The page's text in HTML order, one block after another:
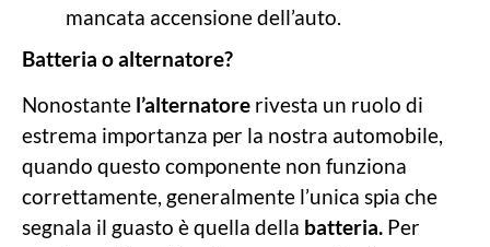
mancata accensione dell’auto.
Batteria o alternatore?
Nonostante l’alternatore rivesta un ruolo di
estrema importanza per la nostra automobile,
quando questo componente non funziona
correttamente, generalmente l’unica spia che
segnala il guasto è quella della batteria. Per